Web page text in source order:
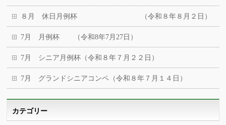
８月 休日月例杯 （令和８年８月２日）
7月 月例杯 （令和8年7月27日）
7月 シニア月例杯（令和８年７月２２日）
7月 グランドシニアコンペ（令和８年７月１４日）
カテゴリー